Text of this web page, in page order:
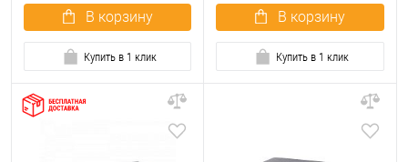
В корзину
Купить в 1 клик
В корзину
Купить в 1 клик